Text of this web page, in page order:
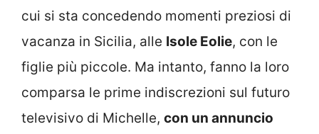
cui si sta concedendo momenti preziosi di
vacanza in Sicilia, alle Isole Eolie, con le
figlie più piccole. Ma intanto, fanno la loro
comparsa le prime indiscrezioni sul futuro
televisivo di Michelle, con un annuncio